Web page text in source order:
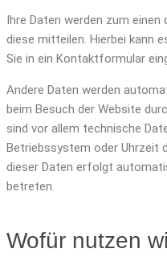
Ihre Daten werden zum einen
diese mitteilen. Hierbei kann
Sie in ein Kontaktformular
Andere Daten werden
beim Besuch der Website
sind vor allem technische
Betriebssystem oder Uhrzeit
dieser Daten erfolgt
betreten.
Wofür nutzen